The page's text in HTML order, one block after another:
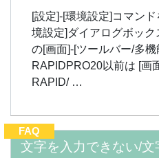
[設定]-[環境設定]コマン
境設定]ダイアログボッ
の[画面]-[ツールバー/多
RAPIDPRO20以前は [画
RAPID/ …
FAQ
文字を入力できない/